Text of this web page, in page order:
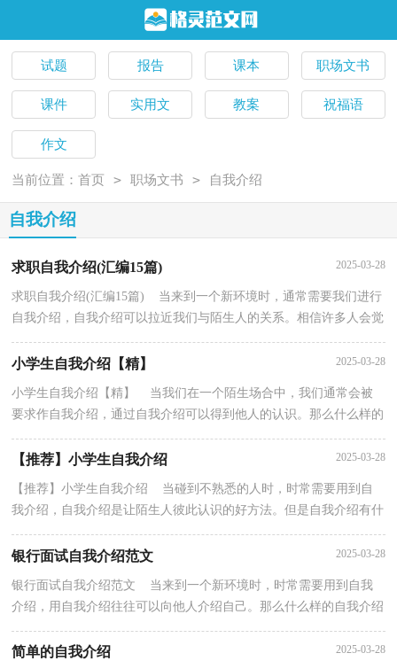
试题 报告 课本 职场文书
课件 实用文 教案 祝福语
作文
当前位置：首页 > 职场文书 > 自我介绍
自我介绍
求职自我介绍(汇编15篇) 2025-03-28
求职自我介绍(汇编15篇) 当来到一个新环境时，通常需要我们进行
自我介绍，自我介绍可以拉近我们与陌生人的关系。相信许多人会觉
得自我介绍很难写吧，下面是小编为大家整理的求...
小学生自我介绍【精】 2025-03-28
小学生自我介绍【精】 当我们在一个陌生场合中，我们通常会被
要求作自我介绍，通过自我介绍可以得到他人的认识。那么什么样的
【推荐】小学生自我介绍 2025-03-28
【推荐】小学生自我介绍 当碰到不熟悉的人时，时常需要用到自
我介绍，自我介绍是让陌生人彼此认识的好方法。但是自我介绍有什
么要求呢？下面是小编整理的小学生自我介绍，仅供参...
银行面试自我介绍范文 2025-03-28
银行面试自我介绍范文 当来到一个新环境时，时常需要用到自我
介绍，用自我介绍往往可以向他人介绍自己。那么什么样的自我介绍
简单的自我介绍 2025-03-28